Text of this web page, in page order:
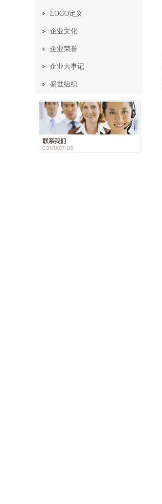
LOGO定义
企业文化
企业荣誉
企业大事记
盛世组织